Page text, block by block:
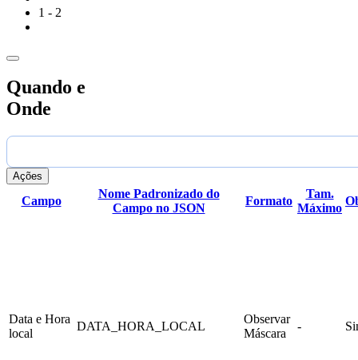
1 - 2
Quando e
Onde
Ações
Campo
Nome Padronizado do
Campo no JSON
Formato
Tam.
Máximo
Data e Hora
local
DATA_HORA_LOCAL
Observar
Máscara
-